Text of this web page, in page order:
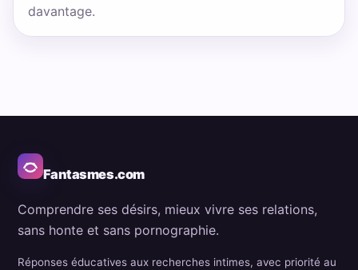
davantage.
Fantasmes.com
Comprendre ses désirs, mieux vivre ses relations,
sans honte et sans pornographie.
Réponses éducatives aux recherches intimes, avec priorité au